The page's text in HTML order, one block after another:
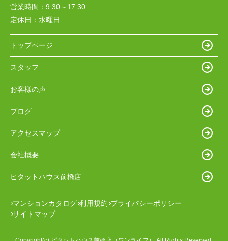
営業時間： 9:30～17:30
定休日： 水曜日
トップページ
スタッフ
お客様の声
ブログ
アクセスマップ
会社概要
ピタットハウス前橋店
マンションカタログ 利用規約 プライバシーポリシー
サイトマップ